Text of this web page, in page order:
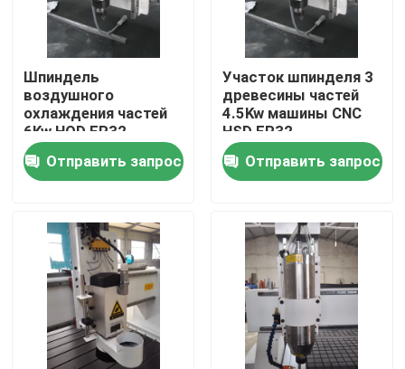
О Компании
Наша фабрика
контроль качества
Волоконно-лазерная резка
Автомат для резки лазера СО2
автомат для резки лазера металла
Шпиндель
воздушного
охлаждения частей
6Kw HQD ER32
машины CNC
твердости
деревянный
Отправить запрос
Участок шпинделя 3
древесины частей
4.5Kw машины CNC
HSD ER32
охлаженный
воздухом
Отправить запрос